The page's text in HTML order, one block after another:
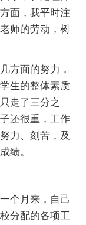
面，我平时注
师的劳动，树
方面的努力，
生的整体素质
走了三分之
还很重，工作
力、刻苦，及
绩。
个月来，自己
分配的各项工